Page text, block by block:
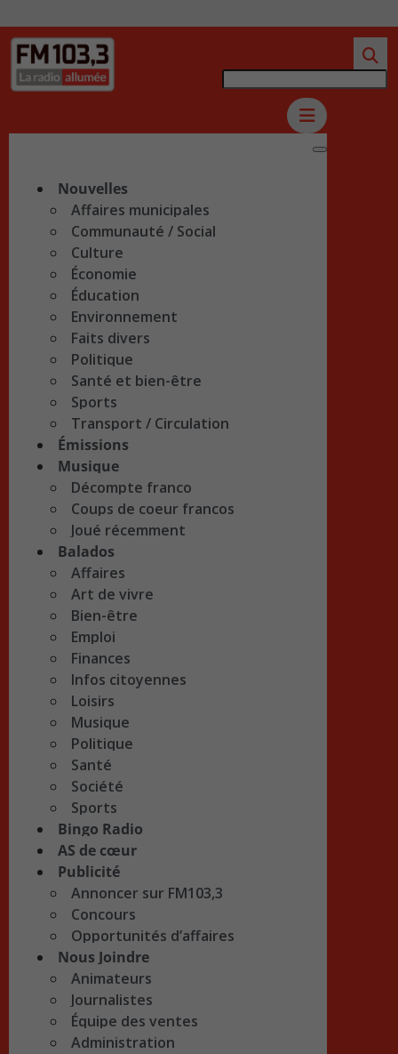
Nouvelles
Affaires municipales
Communauté / Social
Culture
Économie
Éducation
Environnement
Faits divers
Politique
Santé et bien-être
Sports
Transport / Circulation
Émissions
Musique
Décompte franco
Coups de coeur francos
Joué récemment
Balados
Affaires
Art de vivre
Bien-être
Emploi
Finances
Infos citoyennes
Loisirs
Musique
Politique
Santé
Société
Sports
Bingo Radio
AS de cœur
Publicité
Annoncer sur FM103,3
Concours
Opportunités d’affaires
Nous Joindre
Animateurs
Journalistes
Équipe des ventes
Administration